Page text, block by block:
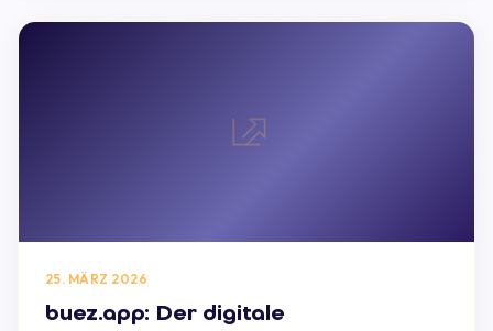
25. MÄRZ 2026
buez.app: Der digitale